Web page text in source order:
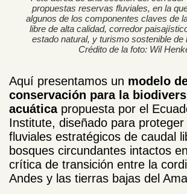
propuestas reservas fluviales, en la
algunos de los componentes claves de
libre de alta calidad, corredor
estado natural, y turismo sostenible de
Crédito de la foto: Wil
Aquí presentamos un modelo
conservación para la
acuáticapropuesta por el
Institute, diseñado para
fluviales estratégicos de caudal
bosques circundantes intactos
crítica de transición entre la
Andes y las tierras bajas del